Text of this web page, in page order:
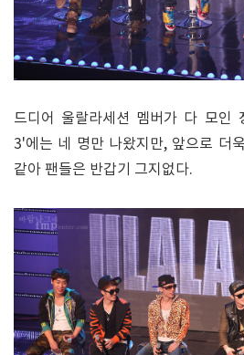
드디어 울랄라세션 멤버가 다 모인
3'에는 네 명만 나왔지만, 앞으로 더
같아 팬들은 반갑기 그지없다.